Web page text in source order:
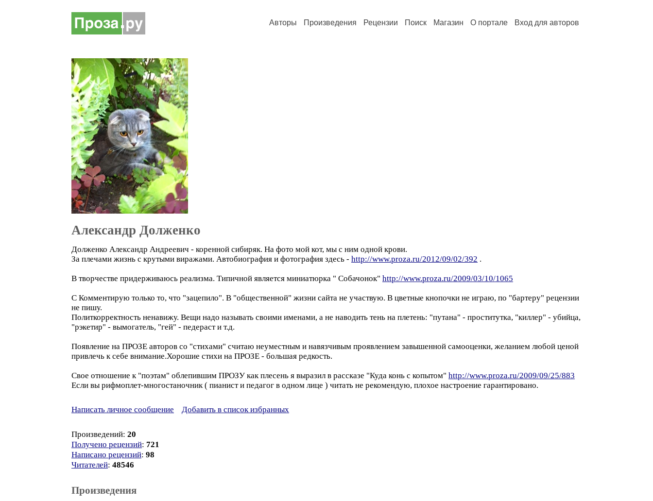
Авторы Произведения Рецензии Поиск Магазин О портале Вход для авторов
Александр Долженко
Долженко Александр Андреевич - коренной сибиряк. На фото мой кот, мы с ним одной крови.
За плечами жизнь с крутыми виражами. Автобиография и фотография здесь - http://www.proza.ru/2012/09/02/392 .
В творчестве придерживаюсь реализма. Типичной является миниатюрка " Собачонок" http://www.proza.ru/2009/03/10/1065
С Комментирую только то, что "зацепило". В "общественной" жизни сайта не участвую. В цветные кнопочки не играю, по "бартеру" рецензии
не пишу.
Политкорректность ненавижу. Вещи надо называть своими именами, а не наводить тень на плетень: "путана" - проститутка, "киллер" - убийца,
"рэкетир" - вымогатель, "гей" - педераст и т.д.
Появление на ПРОЗЕ авторов со "стихами" считаю неуместным и навязчивым проявлением завышенной самооценки, желанием любой ценой
привлечь к себе внимание.Хорошие стихи на ПРОЗЕ - большая редкость.
Свое отношение к "поэтам" облепившим ПРОЗУ как плесень я выразил в рассказе "Куда конь с копытом" http://www.proza.ru/2009/09/25/883
Если вы рифмоплет-многостаночник ( пианист и педагог в одном лице ) читать не рекомендую, плохое настроение гарантировано.
Написать личное сообщение Добавить в список избранных
Произведений: 20
Получено рецензий: 721
Написано рецензий: 98
Читателей: 48546
Произведения